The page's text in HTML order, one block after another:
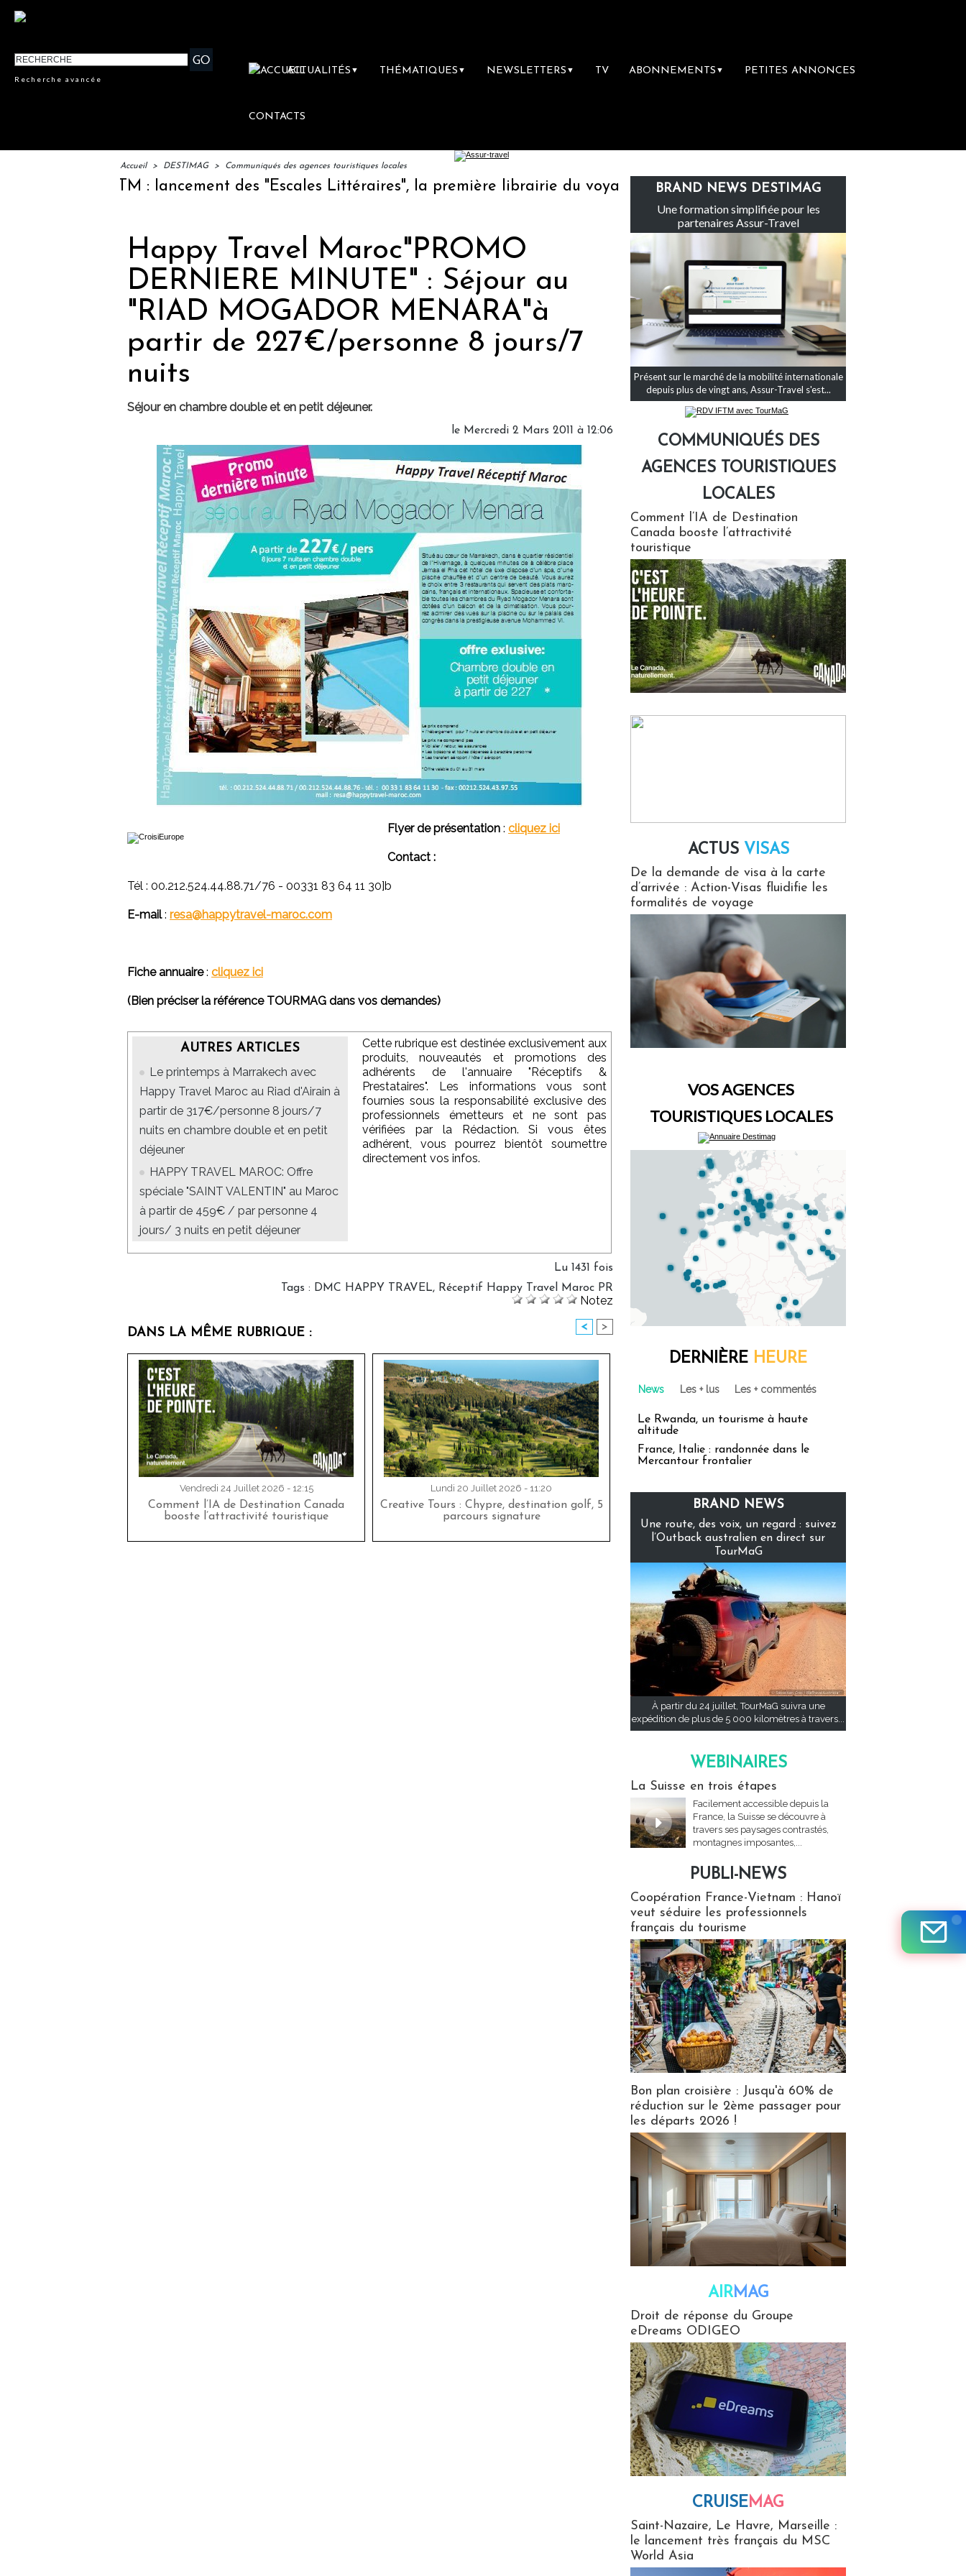
Recherche avancée
ACTUALITÉS ▼ THÉMATIQUES ▼ NEWSLETTERS ▼ TV ABONNEMENTS ▼ PETITES ANNONCES
CONTACTS
Accueil > DESTIMAG > Communiqués des agences touristiques locales
IFTM : lancement des "Escales Littéraires", la première librairie du voyage Le groupe Sainte-Claire rachète Eden Tour
Happy Travel Maroc"PROMO
DERNIERE MINUTE" : Séjour au
"RIAD MOGADOR MENARA"à
partir de 227€/personne 8 jours/7
nuits
Séjour en chambre double et en petit déjeuner.
le Mercredi 2 Mars 2011 à 12:06
Flyer de présentation : cliquez ici
Contact :
Tél : 00.212.524.44.88.71/76 - 00331 83 64 11 30]b
E-mail: resa@happytravel-maroc.com
Fiche annuaire: cliquez ici
(Bien préciser la référence TOURMAG dans vos demandes)
AUTRES ARTICLES
Le printemps à Marrakech avec
Happy Travel Maroc au Riad d'Airain à
partir de 317€/personne 8 jours/7
nuits en chambre double et en petit
déjeuner
HAPPY TRAVEL MAROC: Offre
spéciale "SAINT VALENTIN" au Maroc
à partir de 459€ / par personne 4
jours/ 3 nuits en petit déjeuner
Cette rubrique est destinée exclusivement aux
produits, nouveautés et promotions des
adhérents de l'annuaire "Réceptifs &
Prestataires". Les informations vous sont
fournies sous la responsabilité exclusive des
professionnels émetteurs et ne sont pas
vérifiées par la Rédaction. Si vous êtes
adhérent, vous pourrez bientôt soumettre
directement vos infos.
Lu 1431 fois
Tags : DMC HAPPY TRAVEL, Réceptif Happy Travel Maroc PR
Notez
DANS LA MÊME RUBRIQUE : < >
Vendredi 24 Juillet 2026 - 12:15
Comment l’IA de Destination Canada
booste l’attractivité touristique
Lundi 20 Juillet 2026 - 11:20
Creative Tours : Chypre, destination golf, 5
parcours signature
BRAND NEWS DESTIMAG
Une formation simplifiée pour les
partenaires Assur-Travel
Présent sur le marché de la mobilité internationale
depuis plus de vingt ans, Assur-Travel s'est...
COMMUNIQUÉS DES
AGENCES TOURISTIQUES
LOCALES
Comment l’IA de Destination
Canada booste l’attractivité
touristique
ACTUS VISAS
De la demande de visa à la carte
d’arrivée : Action-Visas fluidifie les
formalités de voyage
VOS AGENCES
TOURISTIQUES LOCALES
DERNIÈRE HEURE
News Les + lus Les + commentés
Le Rwanda, un tourisme à haute
altitude
France, Italie : randonnée dans le
Mercantour frontalier
BRAND NEWS
Une route, des voix, un regard : suivez
l’Outback australien en direct sur
TourMaG
À partir du 24 juillet, TourMaG suivra une
expédition de plus de 5 000 kilomètres à travers...
WEBINAIRES
La Suisse en trois étapes
Facilement accessible depuis la
France, la Suisse se découvre à
travers ses paysages contrastés,
montagnes imposantes,...
PUBLI-NEWS
Coopération France-Vietnam : Hanoï
veut séduire les professionnels
français du tourisme
Bon plan croisière : Jusqu'à 60% de
réduction sur le 2ème passager pour
les départs 2026 !
AIRMAG
Droit de réponse du Groupe
eDreams ODIGEO
CRUISEMAG
Saint-Nazaire, Le Havre, Marseille :
le lancement très français du MSC
World Asia